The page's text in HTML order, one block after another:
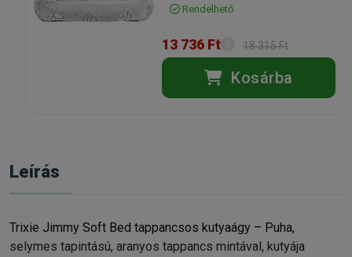
Rendelhető
13 736 Ft 18 315 Ft
Kosárba
Leírás
Trixie Jimmy Soft Bed tappancsos kutyaágy – Puha,
selymes tapintású, aranyos tappancs mintával, kutyája